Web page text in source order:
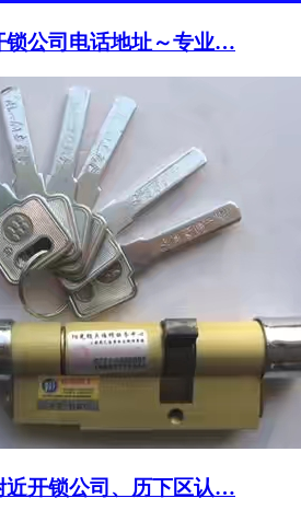
锁公司电话地址～专业…
近开锁公司、历下区认…